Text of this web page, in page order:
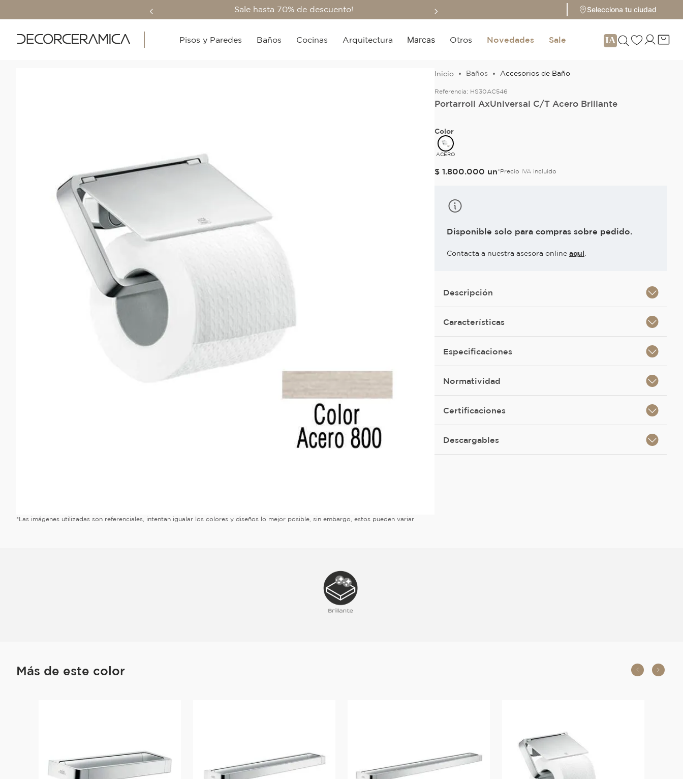
Sale hasta 70% de descuento! Selecciona tu ciudad
Pisos y Paredes Baños Cocinas Arquitectura Marcas Otros Novedades Sale
*Las imágenes utilizadas son referenciales, intentan igualar los colores y diseños lo mejor posible, sin embargo, estos pueden variar
Baños Accesorios de Baño
Referencia: HS30AC546
Portarroll AxUniversal C/T Acero Brillante
Color
ACERO
$ 1.800.000 un*Precio IVA incluido
Disponible solo para compras sobre pedido.
Contacta a nuestra asesora online aqui
Descripción
Características
Especificaciones
Normatividad
Certificaciones
Descargables
Más de este color